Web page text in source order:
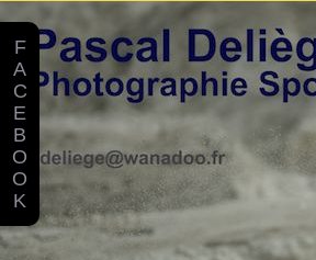
F
A
C
E
B
O
O
K